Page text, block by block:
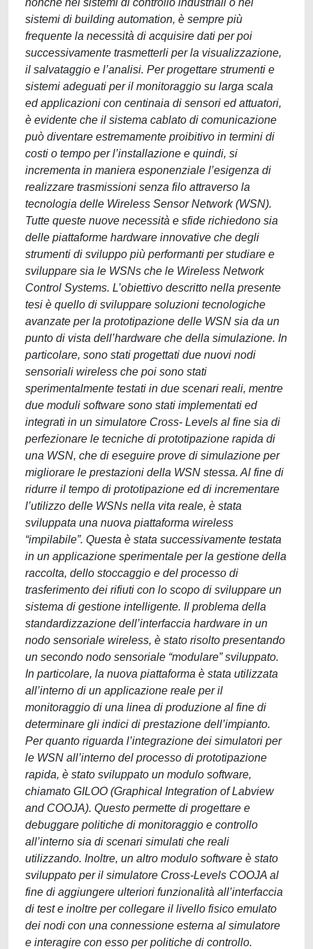
nonché nei sistemi di controllo industriali o nei
sistemi di building automation, è sempre più
frequente la necessità di acquisire dati per poi
successivamente trasmetterli per la visualizzazione,
il salvataggio e l’analisi. Per progettare strumenti e
sistemi adeguati per il monitoraggio su larga scala
ed applicazioni con centinaia di sensori ed attuatori,
è evidente che il sistema cablato di comunicazione
può diventare estremamente proibitivo in termini di
costi o tempo per l’installazione e quindi, si
incrementa in maniera esponenziale l’esigenza di
realizzare trasmissioni senza filo attraverso la
tecnologia delle Wireless Sensor Network (WSN).
Tutte queste nuove necessità e sfide richiedono sia
delle piattaforme hardware innovative che degli
strumenti di sviluppo più performanti per studiare e
sviluppare sia le WSNs che le Wireless Network
Control Systems. L’obiettivo descritto nella presente
tesi è quello di sviluppare soluzioni tecnologiche
avanzate per la prototipazione delle WSN sia da un
punto di vista dell’hardware che della simulazione. In
particolare, sono stati progettati due nuovi nodi
sensoriali wireless che poi sono stati
sperimentalmente testati in due scenari reali, mentre
due moduli software sono stati implementati ed
integrati in un simulatore Cross- Levels al fine sia di
perfezionare le tecniche di prototipazione rapida di
una WSN, che di eseguire prove di simulazione per
migliorare le prestazioni della WSN stessa. Al fine di
ridurre il tempo di prototipazione ed di incrementare
l’utilizzo delle WSNs nella vita reale, è stata
sviluppata una nuova piattaforma wireless
“impilabile”. Questa è stata successivamente testata
in un applicazione sperimentale per la gestione della
raccolta, dello stoccaggio e del processo di
trasferimento dei rifiuti con lo scopo di sviluppare un
sistema di gestione intelligente. Il problema della
standardizzazione dell’interfaccia hardware in un
nodo sensoriale wireless, è stato risolto presentando
un secondo nodo sensoriale “modulare” sviluppato.
In particolare, la nuova piattaforma è stata utilizzata
all’interno di un applicazione reale per il
monitoraggio di una linea di produzione al fine di
determinare gli indici di prestazione dell’impianto.
Per quanto riguarda l’integrazione dei simulatori per
le WSN all’interno del processo di prototipazione
rapida, è stato sviluppato un modulo software,
chiamato GILOO (Graphical Integration of Labview
and COOJA). Questo permette di progettare e
debuggare politiche di monitoraggio e controllo
all’interno sia di scenari simulati che reali
utilizzando. Inoltre, un altro modulo software è stato
sviluppato per il simulatore Cross-Levels COOJA al
fine di aggiungere ulteriori funzionalità all’interfaccia
di test e inoltre per collegare il livello fisico emulato
dei nodi con una connessione esterna al simulatore
e interagire con esso per politiche di controllo.